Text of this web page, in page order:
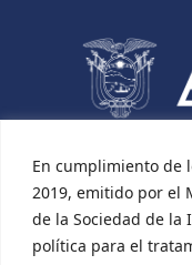
En cumplimiento de
2019, emitido por el
de la Sociedad de la
política para el